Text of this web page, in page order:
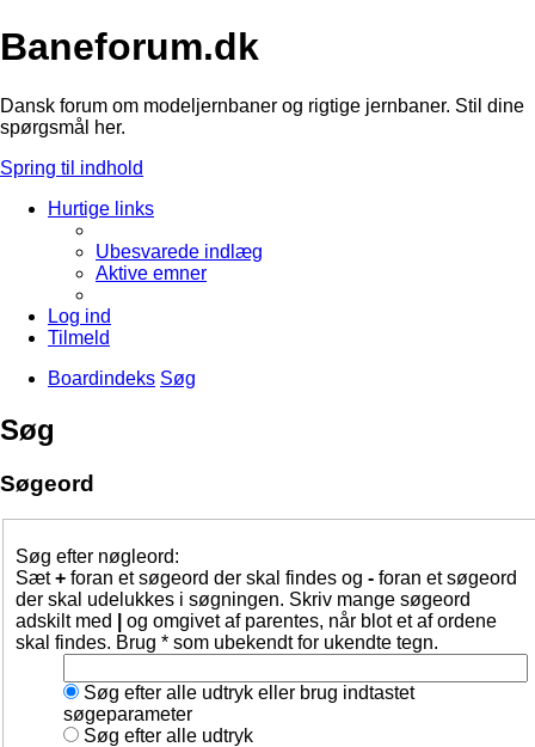
Baneforum.dk
Dansk forum om modeljernbaner og rigtige jernbaner. Stil dine
spørgsmål her.
Spring til indhold
Hurtige links
Ubesvarede indlæg
Aktive emner
Log ind
Tilmeld
Boardindeks Søg
Søg
Søgeord
Søg efter nøgleord:
Sæt+ foran et søgeord der skal findes og - foran et søgeord
der skal udelukkes i søgningen. Skriv mange søgeord
adskilt med
og omgivet af parentes, når blot et af ordene
skal findes. Brug * som ubekendt for ukendte tegn.
Søg efter alle udtryk eller brug indtastet
søgeparameter
Søg efter alle udtryk